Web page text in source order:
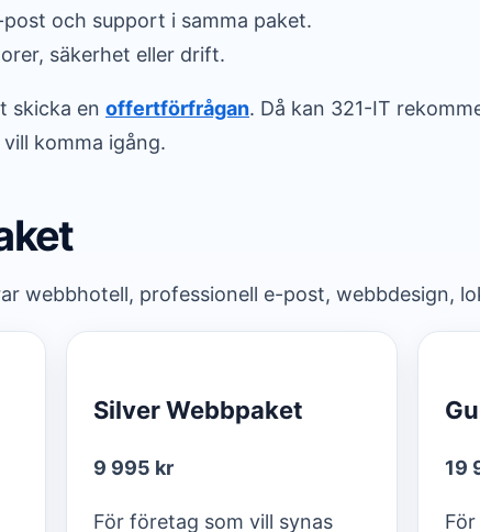
och support i samma paket.
säkerhet eller drift.
skicka en offertförfrågan. Då kan 321-IT
komma igång.
webbhotell, professionell e-post, webbdesign,
Silver Webbpaket
9 995 kr
För företag som vill synas
19